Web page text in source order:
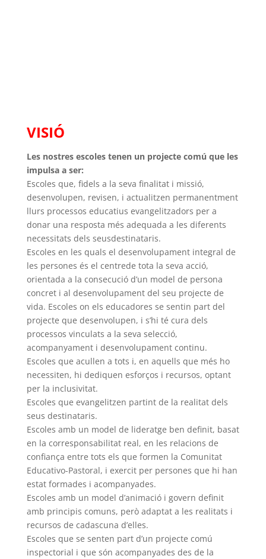
VISIÓ
Les nostres escoles tenen un projecte comú que les
impulsa a ser:
Escoles que, fidels a la seva finalitat i missió,
desenvolupen, revisen, i actualitzen permanentment
llurs processos educatius evangelitzadors per a
donar una resposta més adequada a les diferents
necessitats dels seusdestinataris.
Escoles en les quals el desenvolupament integral de
les persones és el centrede tota la seva acció,
orientada a la consecució d’un model de persona
concret i al desenvolupament del seu projecte de
vida. Escoles on els educadores se sentin part del
projecte que desenvolupen, i s’hi té cura dels
processos vinculats a la seva selecció,
acompanyament i desenvolupament continu.
Escoles que acullen a tots i, en aquells que més ho
necessiten, hi dediquen esforços i recursos, optant
per la inclusivitat.
Escoles que evangelitzen partint de la realitat dels
seus destinataris.
Escoles amb un model de lideratge ben definit, basat
en la corresponsabilitat real, en les relacions de
confiança entre tots els que formen la Comunitat
Educativo-Pastoral, i exercit per persones que hi han
estat formades i acompanyades.
Escoles amb un model d’animació i govern definit
amb principis comuns, però adaptat a les realitats i
recursos de cadascuna d’elles.
Escoles que se senten part d’un projecte comú
inspectorial i que són acompanyades des de la